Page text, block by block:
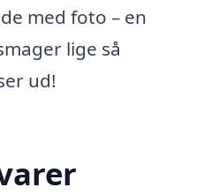
med foto – en
lige så
ud!